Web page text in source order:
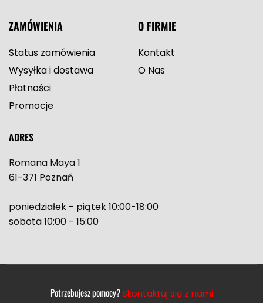
ZAMÓWIENIA
Status zamówienia
Wysyłka i dostawa
Płatności
Promocje
O FIRMIE
Kontakt
O Nas
ADRES
Romana Maya 1
61-371 Poznań
poniedziałek - piątek 10:00-18:00
sobota 10:00 - 15:00
Potrzebujesz pomocy?Skontaktuj się z nami